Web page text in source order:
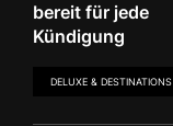
bereit für jede
Kündigung
DELUXE & DESTINATIONS